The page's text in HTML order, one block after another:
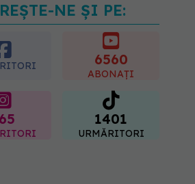
Ce spune culoarea ta
preferată despre vârsta
pe care o ai. Care este
"codul cromatic" al
NE ȘI PE:
6560
ABONAȚI
1401
URMĂRITORI